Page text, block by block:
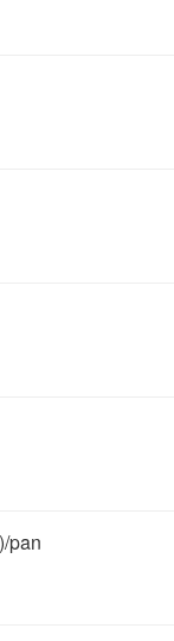
pan